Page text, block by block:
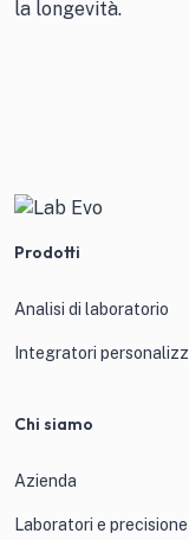
la longevità.
Prodotti
Analisi di laboratorio
Integratori
Chi siamo
Azienda
Laboratori e precisione